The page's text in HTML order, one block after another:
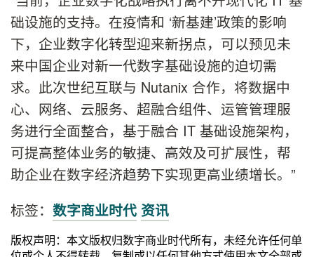
础设施的支持。在疫情和 ‘新基建’政策的影响
下，企业数字化转型迎来新拐点，可以预见未
来中国企业对新一代数字基础设施的迫切需
求。此次世纪互联与 Nutanix 合作，将数据中
心、网络、云服务、超融合组件、运管管理服
务进行全面整合，基于融合 IT 基础设施架构，
可提高整体业务的敏捷、高效及可扩展性，帮
助企业在数字经济趋势下实现更高业绩增长。”
标签： 数字商业时代 资讯
版权声明：本文版权归数字商业时代所有，未经允许任何单